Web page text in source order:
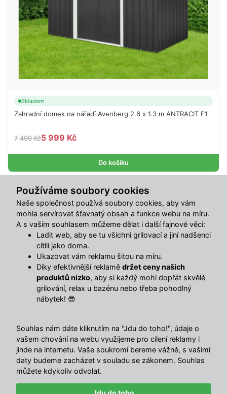
Používáme soubory cookies
Naše společnost používá soubory cookies, aby vám
mohla servírovat šťavnatý obsah a funkce webu na míru.
A s vaším souhlasem můžeme dělat i další fajnové věci:
Ladit web, aby se tu všichni grilovací a jiní nadšenci
cítili jako doma.
Ukazovat vám reklamu šitou na míru.
Díky efektivnější reklamě držet ceny našich
produktů nízko, aby si každý mohl dopřát skvělé
grilování, relax u bazénu nebo třeba pohodlný
nábytek! 😎
Souhlas nám dáte kliknutím na "Jdu do toho!", údaje o
vašem chování na webu využijeme pro cílení reklamy i
jinde na internetu. Vaše soukromí bereme vážně, s vašimi
daty budeme zacházet v souladu se zákonem. Souhlas
můžete kdykoliv odvolat.
Skladem
Zahradní domek na nářadí Avenberg 2.6 x 1.3 m ANTRACIT F1
7 499 Kč5 999 Kč
Do košíku
Sdílet s přáteli
Popis
Kvalitní plechový zahradní domek, který osloví zákazníka
především velmi příznivým poměrem ceny a kvality.
Domek je možné použít k uskladnění zahrádkářských,
sportovních, bazénových, grilovacích, campingových,
0,30 mm. Moderní design, barva, snadná montáž,
celoroční použití. Kvalitní materiál s povrchovou úpravou -
pozinkovaný plech s žárově nanesenou barvou. Odolný
vůči počasí, velmi dlouhá životnost.
Dvoje velké lamelové posuvné dveře a vysoký dveřní